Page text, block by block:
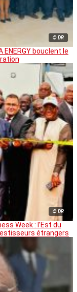
© DR
ENERGY bouclent le
© DR
Week : l’Est du
étrangers